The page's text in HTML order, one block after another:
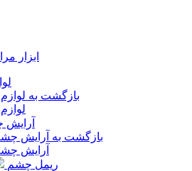
ابزار
بازگشت به
بازگشت به آرایش
آرایش
ریمل چشم